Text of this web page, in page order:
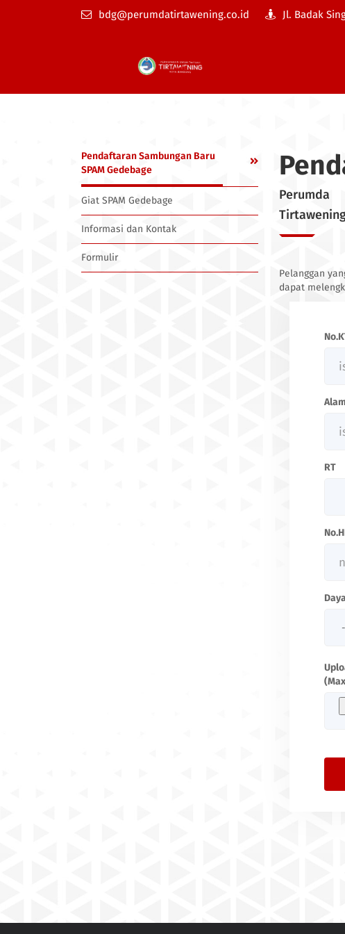
bdg@perumdatirtawening.co.id Jl. Badak
Pendaftaran Sambungan Baru
SPAM Gedebage
Giat SPAM Gedebage
Informasi dan Kontak
Formulir
Perumda
Pelanggan
dapat
RT